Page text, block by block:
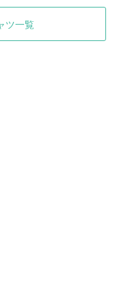
ツ一覧